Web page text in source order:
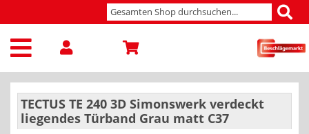
TECTUS TE 240 3D Simonswerk verdeckt
liegendes Türband Grau matt C37